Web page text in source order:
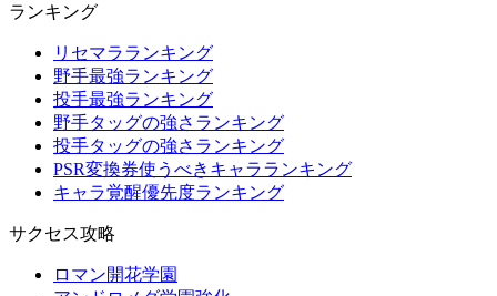
ランキング
リセマラランキング
野手最強ランキング
投手最強ランキング
野手タッグの強さランキング
投手タッグの強さランキング
PSR変換券使うべきキャラランキング
キャラ覚醒優先度ランキング
サクセス攻略
ロマン開花学園